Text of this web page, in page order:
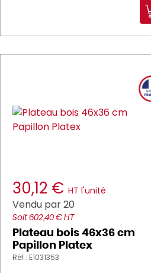
30,12 € HT l'unité
Vendu par 20
Soit 602,40 € HT
Plateau bois 46x36 cm
Papillon Platex
Réf : E1031353